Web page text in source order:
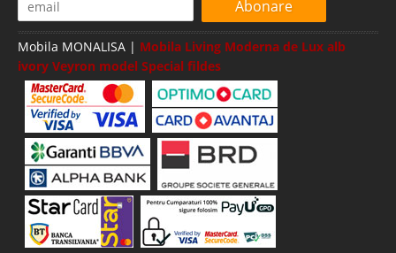
Abonare
Mobila MONALISA | Mobila Living Moderna de Lux alb
ivory Veyron model Special fildes